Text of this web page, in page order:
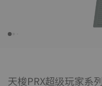
天梭PRX超级玩家系